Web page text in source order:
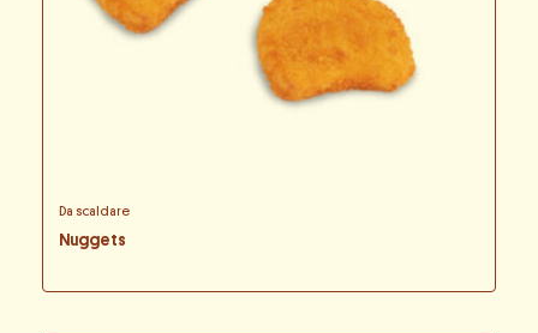
Da scaldare
Nuggets